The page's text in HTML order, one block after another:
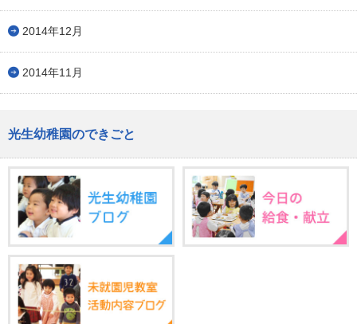
2014年12月
2014年11月
光生幼稚園のできごと